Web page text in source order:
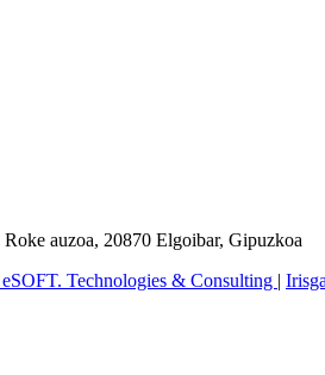
Roke auzoa, 20870 Elgoibar, Gipuzkoa
Technologies & Consulting |